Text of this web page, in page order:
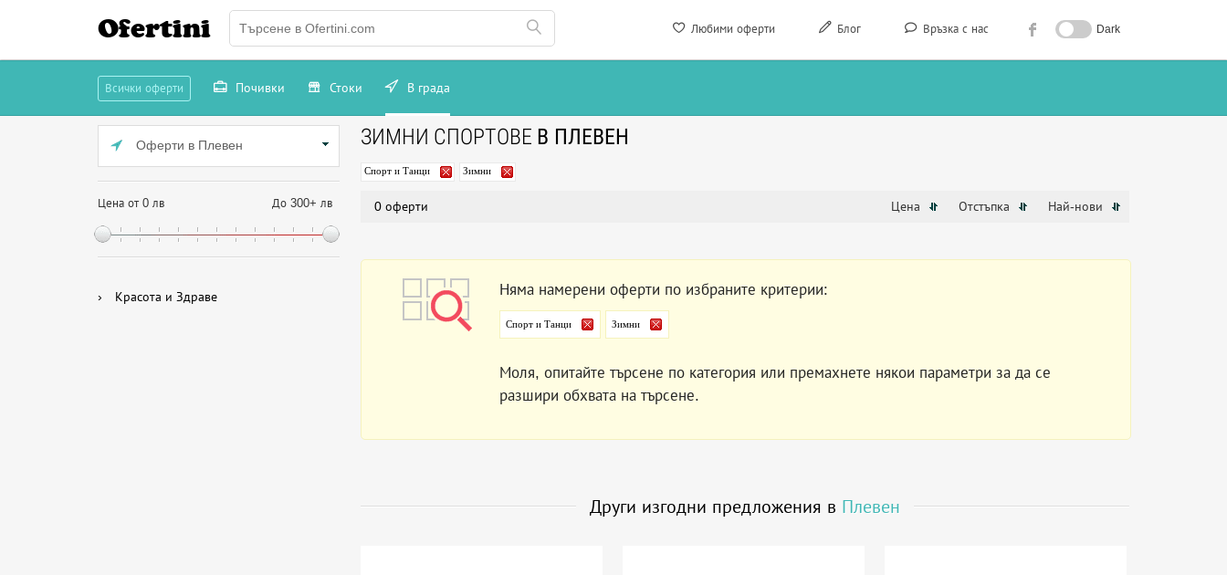
Любими оферти Блог Връзка с нас Dark
Ofertini
Всички оферти Почивки Стоки В града
Оферти в Плевен
Цена от 0 лв До 300+ лв
› Красота и Здраве
ЗИМНИ СПОРТОВЕ В ПЛЕВЕН
Спорт и Танци Зимни
0 оферти Цена Отстъпка Най-нови
Няма намерени оферти по избраните критерии:
Спорт и Танци Зимни
Моля, опитайте търсене по категория или премахнете някои параметри за да се
разшири обхвата на търсене.
Други изгодни предложения в Плевен